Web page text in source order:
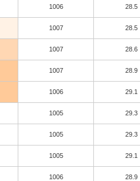
1006 28.5
1007 28.5
1007 28.6
1007 28.9
1006 29.1
1005 29.3
1005 29.3
1005 29.1
1006 28.9